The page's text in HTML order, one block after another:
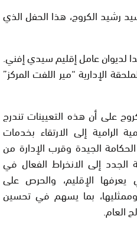
رشيد الكروج، هذا الحفل الذي
لديوان عامل إقليم سيدي إفني.
الإدارية “مير اللفت المركز”
على أن هذه التعيينات تندرج
الرامية إلى الارتقاء بخدمات
الحكامة الجيدة وقرب الإدارة من
إلى الانخراط الفعال في
يعرفها الإقليم، والحرص على
بما يسهم في تحسين
العام.